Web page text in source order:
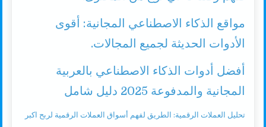
مواقع الذكاء الاصطناعي المجانية: أقوى
الأدوات الحديثة لجميع المجالات.
أفضل أدوات الذكاء الاصطناعي بالعربية
المجانية والمدفوعة 2025 دليل شامل
تحليل العملات الرقمية: الطريق لفهم أسواق العملات الرقمية لربح اكبر